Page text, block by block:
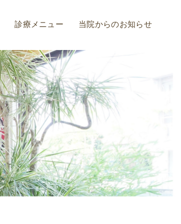
診療メニュー
診療の流れ
虫歯治療
歯周病予防・治療
インプラント
入れ歯
ホワイトニング
審美治療
矯正治療
当院からのお知らせ